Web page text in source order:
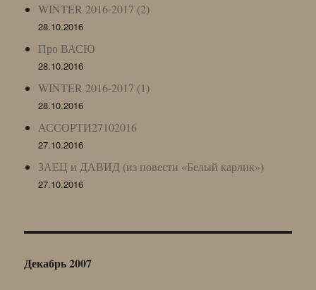
WINTER 2016-2017 (2)
28.10.2016
Про ВАСЮ
28.10.2016
WINTER 2016-2017 (1)
28.10.2016
АССОРТИ27102016
27.10.2016
ЗАЕЦ и ДАВИД (из повести «Белый карлик»)
27.10.2016
Декабрь 2007